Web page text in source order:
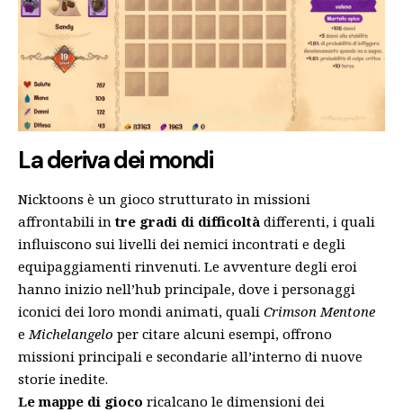
La deriva dei mondi
Nicktoons è un gioco strutturato in missioni
affrontabili intre gradi di difficoltà differenti, i quali
influiscono sui livelli dei nemici incontrati e degli
equipaggiamenti rinvenuti. Le avventure degli eroi
hanno inizio nell’hub principale, dove i personaggi
iconici dei loro mondi animati, quali Crimson Mentone
eMichelangelo per citare alcuni esempi, offrono
missioni principali e secondarie all’interno di nuove
storie inedite.
Le mappe di gioco ricalcano le dimensioni dei